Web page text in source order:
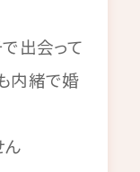
出会って
内緒で婚
ん